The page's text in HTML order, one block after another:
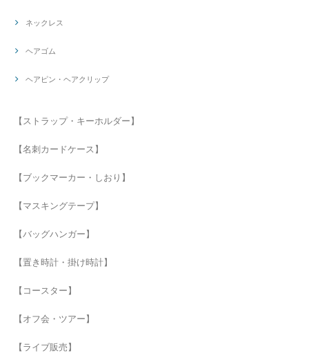
ネックレス
ヘアゴム
ヘアピン・ヘアクリップ
【ストラップ・キーホルダー】
【名刺カードケース】
【ブックマーカー・しおり】
【マスキングテープ】
【バッグハンガー】
【置き時計・掛け時計】
【コースター】
【オフ会・ツアー】
【ライブ販売】